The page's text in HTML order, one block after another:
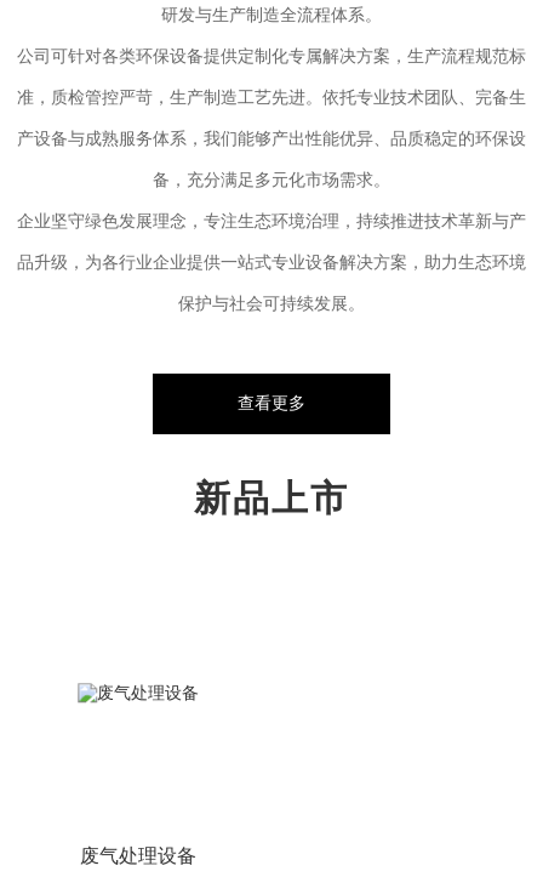
研发与生产制造全流程体系。
公司可针对各类环保设备提供定制化专属解决方案，生产流程规范标
准，质检管控严苛，生产制造工艺先进。依托专业技术团队、完备生
产设备与成熟服务体系，我们能够产出性能优异、品质稳定的环保设
备，充分满足多元化市场需求。
企业坚守绿色发展理念，专注生态环境治理，持续推进技术革新与产
品升级，为各行业企业提供一站式专业设备解决方案，助力生态环境
保护与社会可持续发展。
查看更多
新品上市
废气处理设备